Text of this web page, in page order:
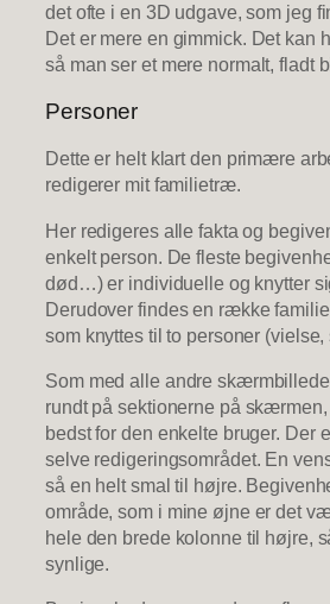
det ofte i en 3D udgave, som jeg
Det er mere en gimmick. Det kan
så man ser et mere normalt, fladt
Personer
Dette er helt klart den primære
redigerer mit familietræ.
Her redigeres alle fakta og
enkelt person. De fleste
død…) er individuelle og knytter
Derudover findes en række
som knyttes til to personer (vielse,
Som med alle andre
rundt på sektionerne på
bedst for den enkelte bruger. Der
selve redigeringsområdet. En
så en helt smal til højre.
område, som i mine øjne er det
hele den brede kolonne til højre,
synlige.